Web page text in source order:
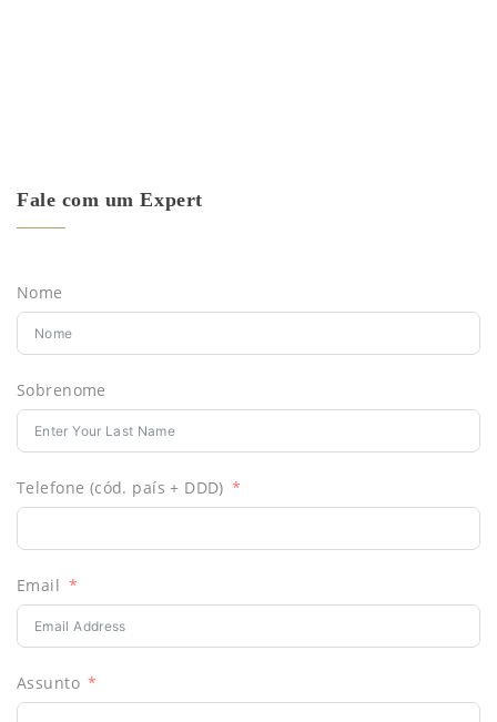
Fale com um Expert
Nome
Sobrenome
Telefone (cód. país + DDD)
Email
Assunto